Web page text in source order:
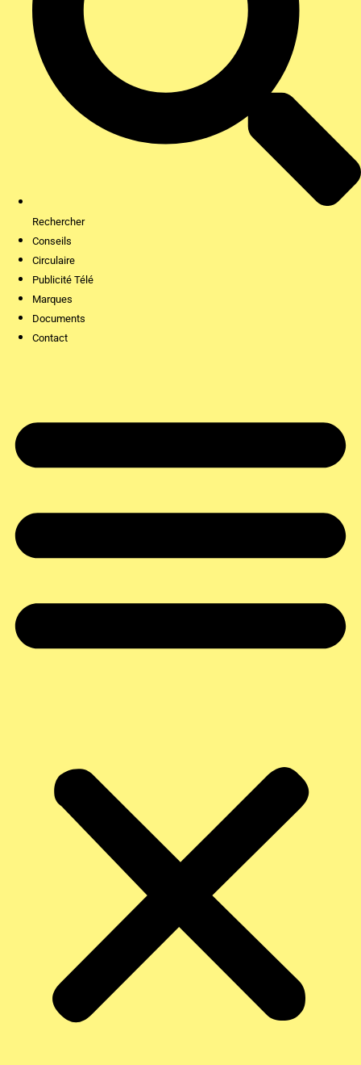
Rechercher
Conseils
Circulaire
Publicité Télé
Marques
Documents
Contact